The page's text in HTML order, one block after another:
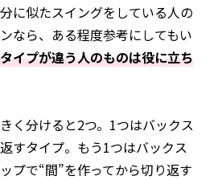
に似たスイングをしている人の
なら、ある程度参考にしてもい
イプが違う人のものは役に立ち
く分けると2つ。1つはバックス
すタイプ。もう1つはバックス
プで“間”を作ってから切り返す